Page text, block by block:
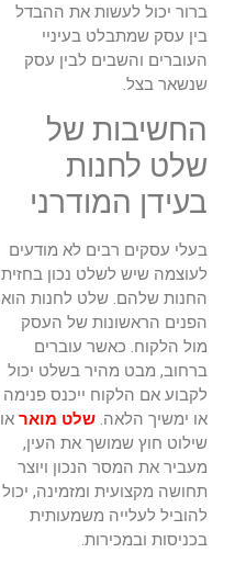
ברור יכול לעשות את ההבדל
בין עסק שמתבלט בעיניי
העוברים והשבים לבין עסק
שנשאר בצל.
החשיבות של
שלט לחנות
בעידן המודרני
בעלי עסקים רבים לא מודעים
לעוצמה שיש לשלט נכון בחזית
החנות שלהם. שלט לחנות הוא
הפנים הראשונות של העסק
מול הלקוח. כאשר עוברים
ברחוב, מבט מהיר בשלט יכול
לקבוע אם הלקוח ייכנס פנימה
או ימשיך הלאה. שלט מואר או
שילוט חוץ שמושך את העין,
מעביר את המסר הנכון ויוצר
תחושה מקצועית ומזמינה, יכול
להוביל לעלייה משמעותית
בכניסות ובמכירות.